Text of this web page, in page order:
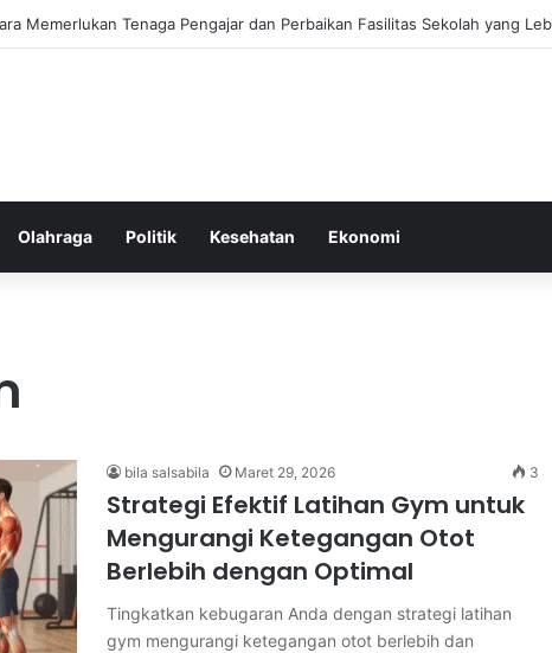
Kebiasaan Positif untuk Mempercepat Proses Pemulihan Mental Anda
Olahraga Politik Kesehatan Ekonomi
bila salsabila Maret 29, 2026 3
Strategi Efektif Latihan Gym untuk
Mengurangi Ketegangan Otot
Berlebih dengan Optimal
Tingkatkan kebugaran Anda dengan strategi latihan
gym mengurangi ketegangan otot berlebih dan